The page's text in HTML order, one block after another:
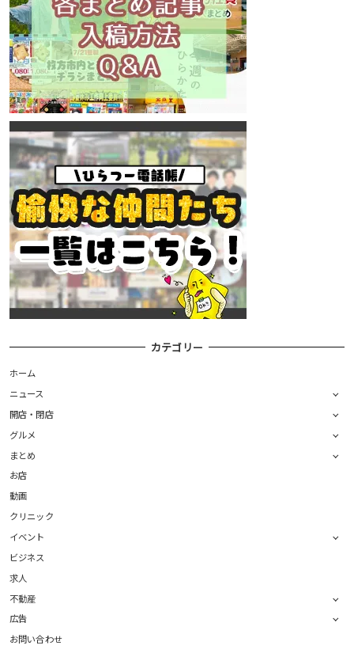
カテゴリー
ホーム
ニュース
開店・閉店
グルメ
まとめ
お店
動画
クリニック
イベント
ビジネス
求人
不動産
広告
お問い合わせ